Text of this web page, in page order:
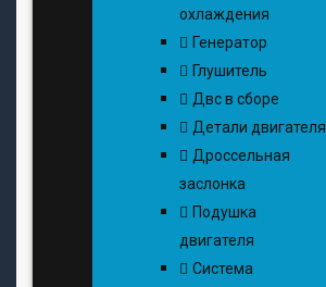
охлаждения
Генератор
Глушитель
Двс в сборе
Детали двигателя
Дроссельная
заслонка
Подушка
двигателя
Система